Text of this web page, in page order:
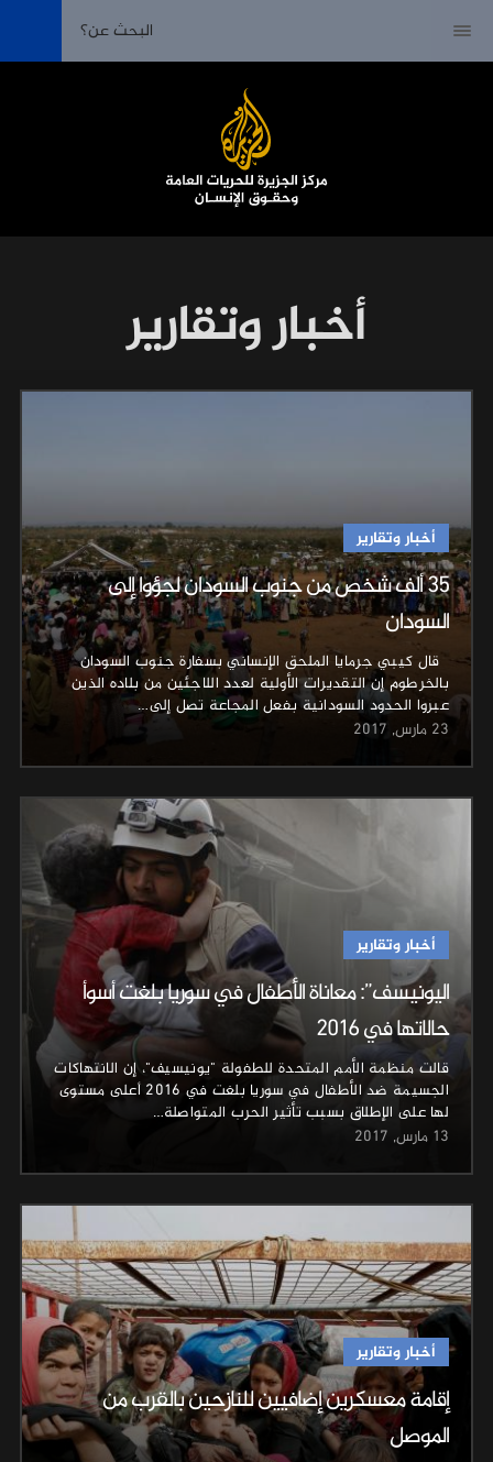
أخبار وتقارير
أخبار وتقارير
35 ألف شخص من جنوب السودان لجؤوا إلى
السودان
قال كيبي جرمايا الملحق الإنساني بسفارة جنوب السودان
بالخرطوم إن التقديرات الأولية لعدد اللاجئين من بلاده الذين
عبروا الحدود السودانية بفعل المجاعة تصل إلى…
23 مارس, 2017
أخبار وتقارير
اليونيسف”: معاناة الأطفال في سوريا بلغت أسوأ
حالاتها في 2016
قالت منظمة الأمم المتحدة للطفولة "يونيسيف"، إن الانتهاكات
الجسيمة ضد الأطفال في سوريا بلغت في 2016 أعلى مستوى
لها على الإطلاق بسبب تأثير الحرب المتواصلة…
13 مارس, 2017
أخبار وتقارير
إقامة معسكرين إضافيين للنازحين بالقرب من
الموصل